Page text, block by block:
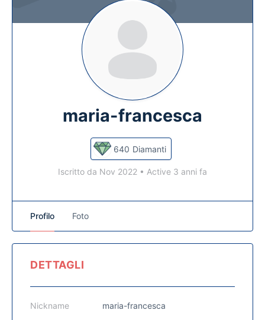
maria-francesca
640 Diamanti
Iscritto da Nov 2022 • Active 3 anni fa
Profilo Foto
DETTAGLI
Nickname maria-francesca